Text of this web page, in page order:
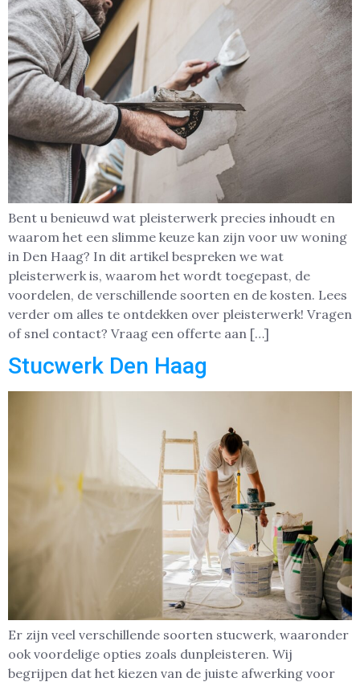
Bent u benieuwd wat pleisterwerk precies inhoudt en
waarom het een slimme keuze kan zijn voor uw woning
in Den Haag? In dit artikel bespreken we wat
pleisterwerk is, waarom het wordt toegepast, de
voordelen, de verschillende soorten en de kosten. Lees
verder om alles te ontdekken over pleisterwerk! Vragen
of snel contact? Vraag een offerte aan […]
Stucwerk Den Haag
Er zijn veel verschillende soorten stucwerk, waaronder
ook voordelige opties zoals dunpleisteren. Wij
begrijpen dat het kiezen van de juiste afwerking voor